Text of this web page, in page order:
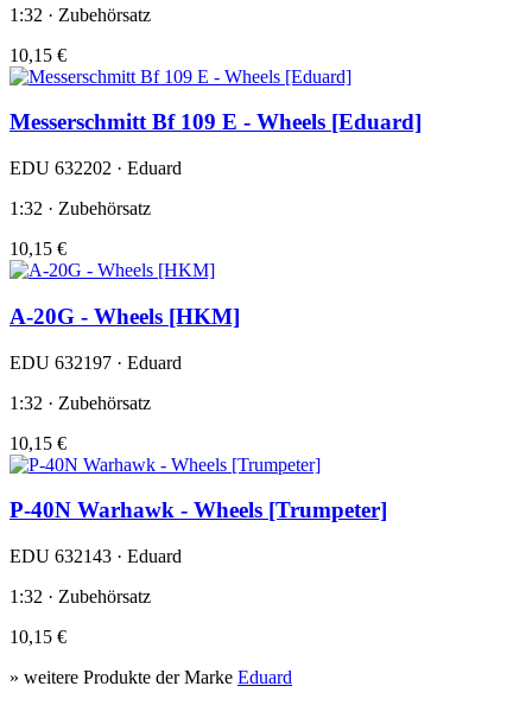
1:32 · Zubehörsatz
10,15 €
Messerschmitt Bf 109 E - Wheels [Eduard]
EDU 632202 · Eduard
1:32 · Zubehörsatz
10,15 €
A-20G - Wheels [HKM]
EDU 632197 · Eduard
1:32 · Zubehörsatz
10,15 €
P-40N Warhawk - Wheels [Trumpeter]
EDU 632143 · Eduard
1:32 · Zubehörsatz
10,15 €
» weitere Produkte der Marke Eduard